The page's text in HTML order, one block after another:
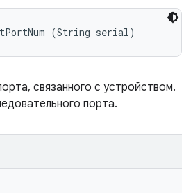
(String serial)
связанного с устройством.
порта.